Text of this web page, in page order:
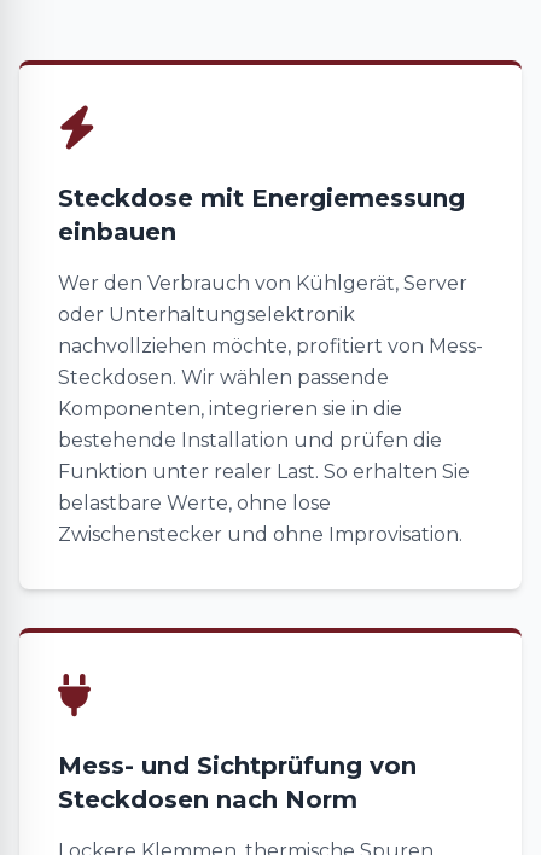
Steckdose mit Energiemessung
einbauen
Wer den Verbrauch von Kühlgerät, Server
oder Unterhaltungselektronik
nachvollziehen möchte, profitiert von Mess-
Steckdosen. Wir wählen passende
Komponenten, integrieren sie in die
bestehende Installation und prüfen die
Funktion unter realer Last. So erhalten Sie
belastbare Werte, ohne lose
Zwischenstecker und ohne Improvisation.
Mess- und Sichtprüfung von
Steckdosen nach Norm